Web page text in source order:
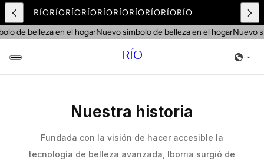
RÍORÍORÍORÍORÍORÍORÍORÍORÍORÍO
de belleza en el hogarNuevo símbolo de belleza en el hogarNuevo
RÍO
Nuestra historia
Fundada con la visión de hacer accesible la
tecnología de belleza avanzada, Iborria surgió de